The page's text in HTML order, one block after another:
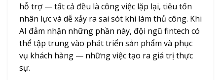
hỗ trợ — tất cả đều là công việc lặp lại, tiêu tốn
nhân lực và dễ xảy ra sai sót khi làm thủ công. Khi
AI đảm nhận những phần này, đội ngũ fintech có
thể tập trung vào phát triển sản phẩm và phục
vụ khách hàng — những việc tạo ra giá trị thực
sự.